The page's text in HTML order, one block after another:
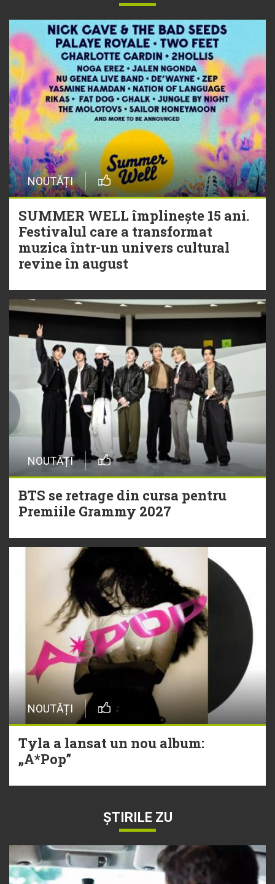
NOUTĂȚI
SUMMER WELL împlinește 15 ani.
Festivalul care a transformat
muzica într-un univers cultural
revine în august
NOUTĂȚI
BTS se retrage din cursa pentru
Premiile Grammy 2027
NOUTĂȚI
Tyla a lansat un nou album:
„A*Pop”
ȘTIRILE ZU